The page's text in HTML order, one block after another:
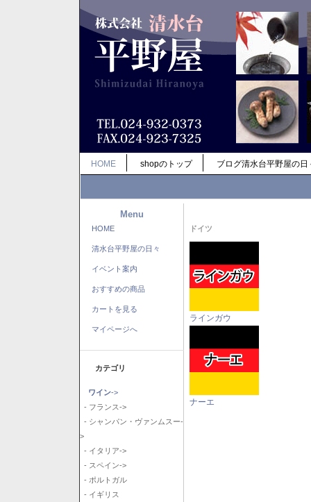
HOME shopのトップ ブログ清水台平野屋の日
Menu
HOME
清水台平野屋の日々
イベント案内
おすすめの商品
カートを見る
マイページへ
カテゴリ
ワイン->
- フランス->
- シャンパン・ヴァンムスー-
>
- イタリア->
- スペイン->
- ポルトガル
- イギリス
ドイツ
ラインガウ
ナーエ